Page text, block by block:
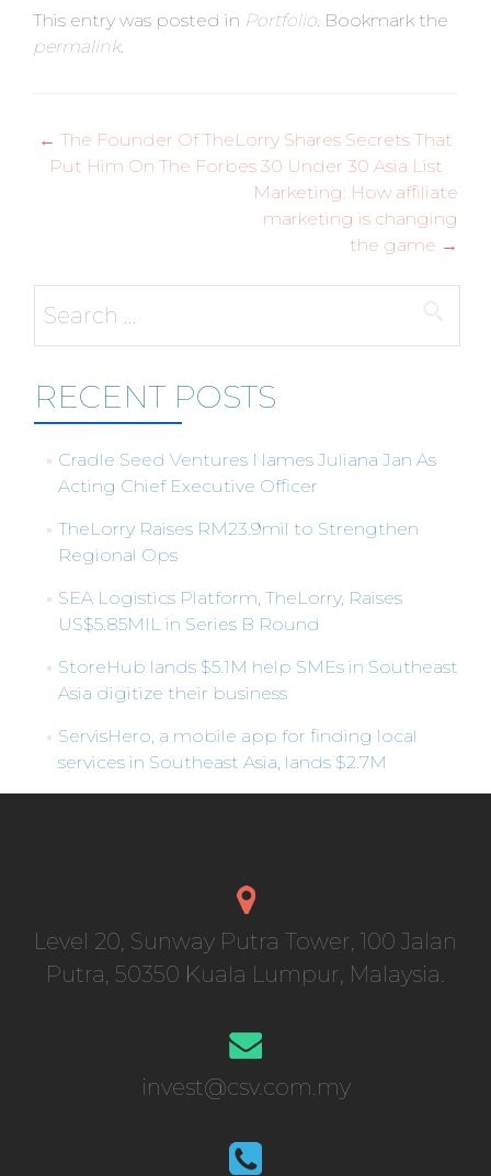
This entry was posted in Portfolio. Bookmark the
permalink.
Post
navigation
← The Founder Of TheLorry Shares Secrets That
Put Him On The Forbes 30 Under 30 Asia List
Marketing: How affiliate
marketing is changing
the game →
Search
RECENT POSTS
Cradle Seed Ventures Names Juliana Jan As
Acting Chief Executive Officer
TheLorry Raises RM23.9mil to Strengthen
Regional Ops
SEA Logistics Platform, TheLorry, Raises
US$5.85MIL in Series B Round
StoreHub lands $5.1M help SMEs in Southeast
Asia digitize their business
ServisHero, a mobile app for finding local
services in Southeast Asia, lands $2.7M
Level 20, Sunway Putra Tower, 100 Jalan
Putra, 50350 Kuala Lumpur, Malaysia.
invest@csv.com.my